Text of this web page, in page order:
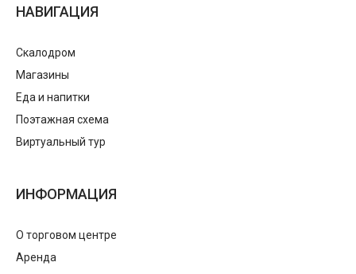
НАВИГАЦИЯ
Скалодром
Магазины
Еда и напитки
Поэтажная схема
Виртуальный тур
ИНФОРМАЦИЯ
О торговом центре
Аренда